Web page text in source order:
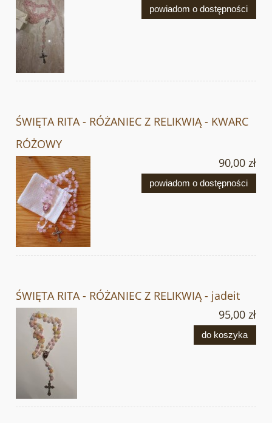
powiadom o dostępności
ŚWIĘTA RITA - RÓŻANIEC Z RELIKWIĄ - KWARC
RÓŻOWY
90,00 zł
powiadom o dostępności
ŚWIĘTA RITA - RÓŻANIEC Z RELIKWIĄ - jadeit
95,00 zł
do koszyka